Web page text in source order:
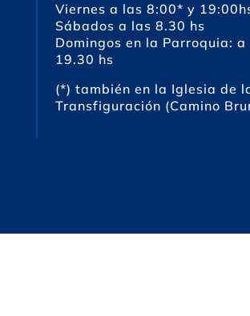
Viernes a las 8:00* y
Sábados a las 8.30 hs
Domingos en la Parroquia:
19.30 hs
(*) también en la Iglesia de
Transfiguración (Camino